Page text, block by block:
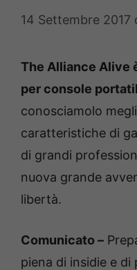
14 Settembre 2017
The Alliance Alive
per console
conosciamolo
caratteristiche di
di grandi
nuova grande
libertà.
Comunicato –
piena di insidie e